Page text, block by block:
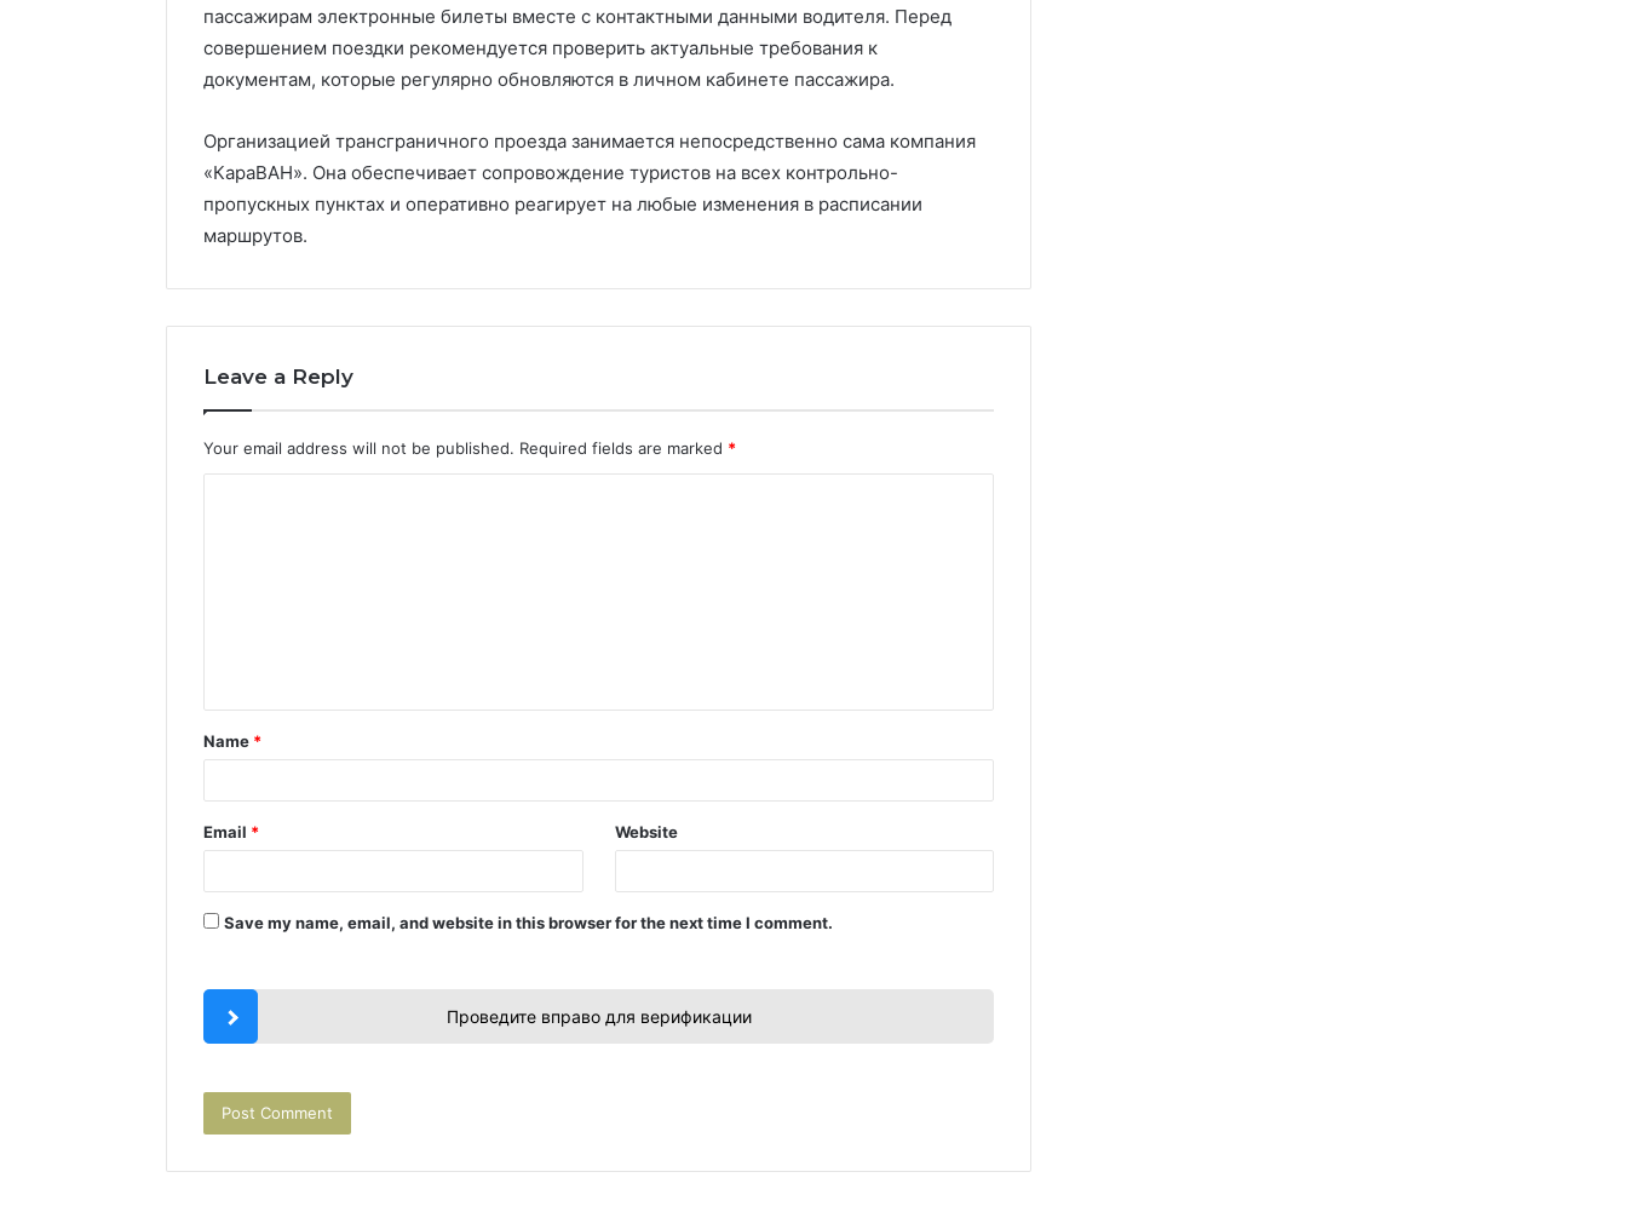
пассажирам электронные билеты вместе с контактными данными водителя. Перед
совершением поездки рекомендуется проверить актуальные требования к
документам, которые регулярно обновляются в личном кабинете пассажира.
Организацией трансграничного проезда занимается непосредственно сама компания
«КараВАН». Она обеспечивает сопровождение туристов на всех контрольно-
пропускных пунктах и оперативно реагирует на любые изменения в расписании
маршрутов.
Leave a Reply
Your email address will not be published. Required fields are marked *
t
*
Name *
Email * Website
Save my name, email, and website in this browser for the next time I comment.
Проведите вправо для верификации